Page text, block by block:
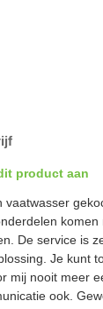
product aan
vaatwasser
De service is
Je kunt
mij nooit meer
ook.